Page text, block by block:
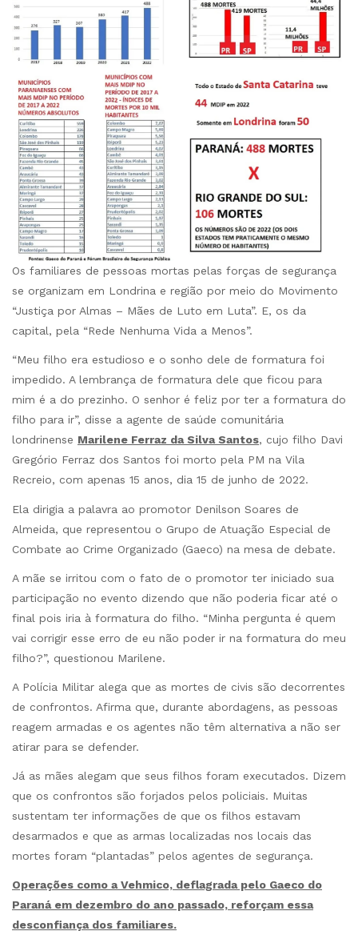
Os familiares de pessoas mortas pelas forças de segurança
se organizam em Londrina e região por meio do Movimento
“Justiça por Almas – Mães de Luto em Luta”. E, os da
capital, pela “Rede Nenhuma Vida a Menos”.
“Meu filho era estudioso e o sonho dele de formatura foi
impedido. A lembrança de formatura dele que ficou para
mim é a do prezinho. O senhor é feliz por ter a formatura do
filho para ir”, disse a agente de saúde comunitária
londrinense Marilene Ferraz da Silva Santos, cujo filho Davi
Gregório Ferraz dos Santos foi morto pela PM na Vila
Recreio, com apenas 15 anos, dia 15 de junho de 2022.
Ela dirigia a palavra ao promotor Denilson Soares de
Almeida, que representou o Grupo de Atuação Especial de
Combate ao Crime Organizado (Gaeco) na mesa de debate.
A mãe se irritou com o fato de o promotor ter iniciado sua
participação no evento dizendo que não poderia ficar até o
final pois iria à formatura do filho. “Minha pergunta é quem
vai corrigir esse erro de eu não poder ir na formatura do meu
filho?”, questionou Marilene.
A Polícia Militar alega que as mortes de civis são decorrentes
de confrontos. Afirma que, durante abordagens, as pessoas
reagem armadas e os agentes não têm alternativa a não ser
atirar para se defender.
Já as mães alegam que seus filhos foram executados. Dizem
que os confrontos são forjados pelos policiais. Muitas
sustentam ter informações de que os filhos estavam
desarmados e que as armas localizadas nos locais das
mortes foram “plantadas” pelos agentes de segurança.
Operações como a Vehmico, deflagrada pelo Gaeco do
Paraná em dezembro do ano passado, reforçam essa
desconfiança dos familiares.